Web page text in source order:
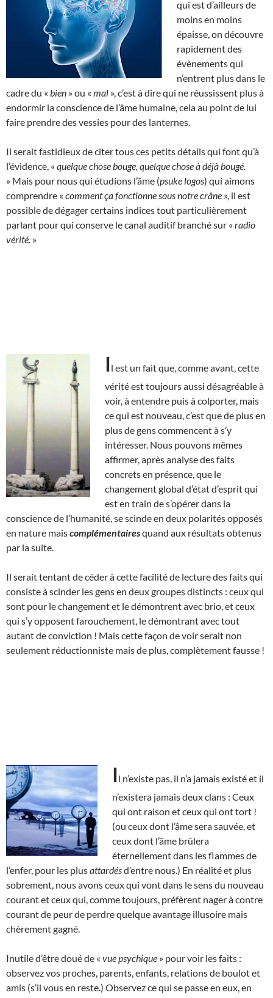
qui est d’ailleurs de
moins en moins
épaisse, on découvre
rapidement des
évènements qui
n’entrent plus dans le
cadre du « bien » ou « mal », c’est à dire qui ne réussissent plus à
endormir la conscience de l’âme humaine, cela au point de lui
faire prendre des vessies pour des lanternes.
Il serait fastidieux de citer tous ces petits détails qui font qu’à
l’évidence, « quelque chose bouge, quelque chose à déjà bougé.
» Mais pour nous qui étudions l’âme (psuke logos) qui aimons
comprendre « comment ça fonctionne sous notre crâne », il est
possible de dégager certains indices tout particulièrement
parlant pour qui conserve le canal auditif branché sur « radio
vérité. »
Il est un fait que, comme avant, cette
vérité est toujours aussi désagréable à
voir, à entendre puis à colporter, mais
ce qui est nouveau, c’est que de plus en
plus de gens commencent à s’y
intéresser. Nous pouvons mêmes
affirmer, après analyse des faits
concrets en présence, que le
changement global d’état d’esprit qui
est en train de s’opérer dans la
conscience de l’humanité, se scinde en deux polarités opposés
en nature maiscomplémentairesquand aux résultats obtenus
par la suite.
Il serait tentant de céder à cette facilité de lecture des faits qui
consiste à scinder les gens en deux groupes distincts : ceux qui
sont pour le changement et le démontrent avec brio, et ceux
qui s’y opposent farouchement, le démontrant avec tout
autant de conviction ! Mais cette façon de voir serait non
seulement réductionniste mais de plus, complètement fausse !
Il n’existe pas, il n’a jamais existé et il
n’existera jamais deux clans : Ceux
qui ont raison et ceux qui ont tort !
(ou ceux dont l’âme sera sauvée, et
ceux dont l’âme brûlera
éternellement dans les flammes de
l’enfer, pour les plusattardésd’entre nous.) En réalité et plus
sobrement, nous avons ceux qui vont dans le sens du nouveau
courant et ceux qui, comme toujours, préfèrent nager à contre
courant de peur de perdre quelque avantage illusoire mais
chèrement gagné.
Inutile d’être doué de « vue psychique » pour voir les faits :
observez vos proches, parents, enfants, relations de boulot et
amis (s’il vous en reste.) Observez ce qui se passe en eux, en